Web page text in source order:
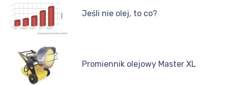
Jeśli nie olej, to co?
Promiennik olejowy Master XL